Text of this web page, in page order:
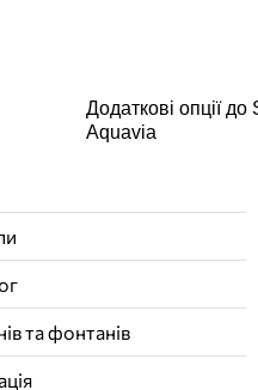
Додаткові опції
Aquavia
та фонтанів